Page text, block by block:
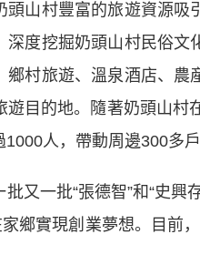
頭山村豐富的旅遊資源
深度挖掘奶頭山村民俗
鄉村旅遊、溫泉酒店、
遊目的地。隨著奶頭山
人，帶動周邊300多
一批“張德智”和“史興
家鄉實現創業夢想。目前